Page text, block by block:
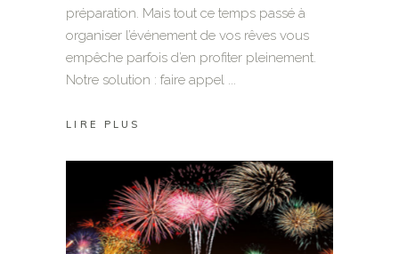
préparation. Mais tout ce temps passé à
organiser l’événement de vos rêves vous
empêche parfois d’en profiter pleinement.
Notre solution : faire appel
LIRE PLUS